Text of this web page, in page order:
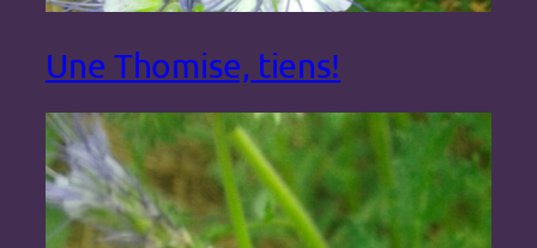
Une Thomise, tiens!